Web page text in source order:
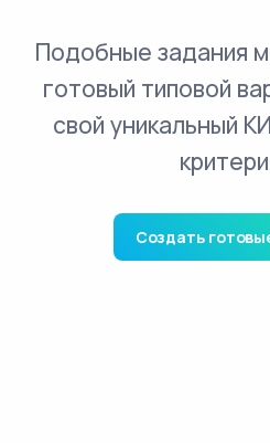
Подобные задания
готовый типовой
свой уникальный
Создать